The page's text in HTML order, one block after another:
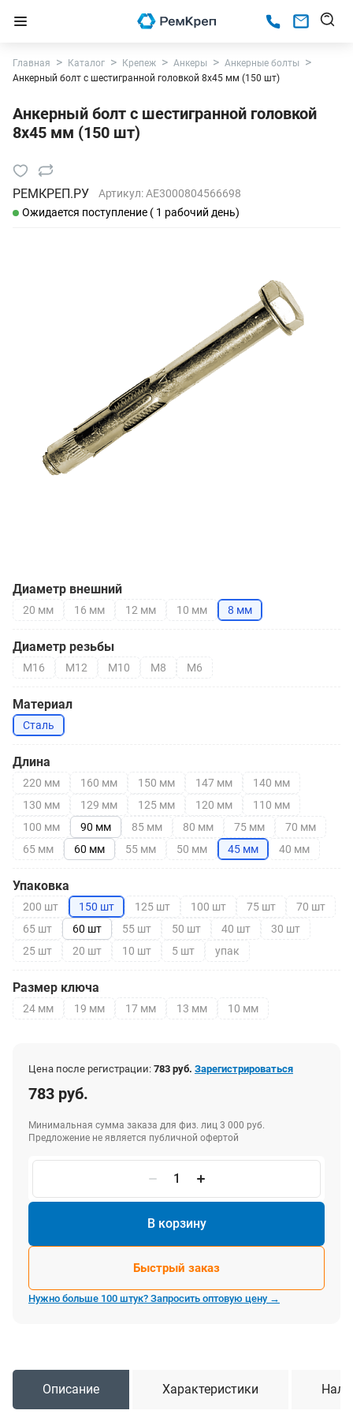
Главная Каталог Крепеж Анкеры
Анкерные болты
Анкерный болт с шестигранной головкой 8х45 мм (150 шт)
Анкерный болт с шестигранной головкой
8х45 мм (150 шт)
РЕМКРЕП.РУ Артикул:AE3000804566698
Ожидается поступление ( 1 рабочий день)
Диаметр внешний
20 мм 16 мм 12 мм 10 мм 8 мм
Диаметр резьбы
М16 М12 М10 М8 М6
Материал
Сталь
Длина
220 мм 160 мм 150 мм 147 мм
140 мм
130 мм
129 мм 125 мм 120 мм
110 мм
100 мм
90 мм 85 мм 80 мм 75 мм
70 мм
65 мм
60 мм 55 мм 50 мм 45 мм 40 мм
Упаковка
200 шт 150 шт 125 шт 100 шт 75 шт
70 шт
65 шт
60 шт 55 шт 50 шт 40 шт
30 шт
25 шт
20 шт 10 шт 5 шт упак
Размер ключа
24 мм 19 мм 17 мм 13 мм 10 мм
Цена после регистрации: 783 руб. Зарегистрироваться
783 руб.
Минимальная сумма заказа для физ. лиц 3 000 руб.
Предложение не является публичной офертой
В корзину
Быстрый заказ
Нужно больше 100 штук? Запросить оптовую цену →
Описание Характеристики